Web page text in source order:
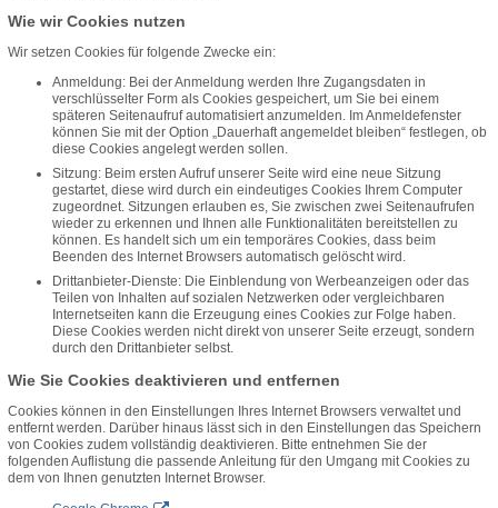
Wie wir Cookies nutzen
Wir setzen Cookies für folgende Zwecke ein:
Anmeldung: Bei der Anmeldung werden Ihre Zugangsdaten in
verschlüsselter Form als Cookies gespeichert, um Sie bei einem
späteren Seitenaufruf automatisiert anzumelden. Im Anmeldefenster
können Sie mit der Option „Dauerhaft angemeldet bleiben“ festlegen, ob
diese Cookies angelegt werden sollen.
Sitzung: Beim ersten Aufruf unserer Seite wird eine neue Sitzung
gestartet, diese wird durch ein eindeutiges Cookies Ihrem Computer
zugeordnet. Sitzungen erlauben es, Sie zwischen zwei Seitenaufrufen
wieder zu erkennen und Ihnen alle Funktionalitäten bereitstellen zu
können. Es handelt sich um ein temporäres Cookies, dass beim
Beenden des Internet Browsers automatisch gelöscht wird.
Drittanbieter-Dienste: Die Einblendung von Werbeanzeigen oder das
Teilen von Inhalten auf sozialen Netzwerken oder vergleichbaren
Internetseiten kann die Erzeugung eines Cookies zur Folge haben.
Diese Cookies werden nicht direkt von unserer Seite erzeugt, sondern
durch den Drittanbieter selbst.
Wie Sie Cookies deaktivieren und entfernen
Cookies können in den Einstellungen Ihres Internet Browsers verwaltet und
entfernt werden. Darüber hinaus lässt sich in den Einstellungen das Speichern
von Cookies zudem vollständig deaktivieren. Bitte entnehmen Sie der
folgenden Auflistung die passende Anleitung für den Umgang mit Cookies zu
dem von Ihnen genutzten Internet Browser.